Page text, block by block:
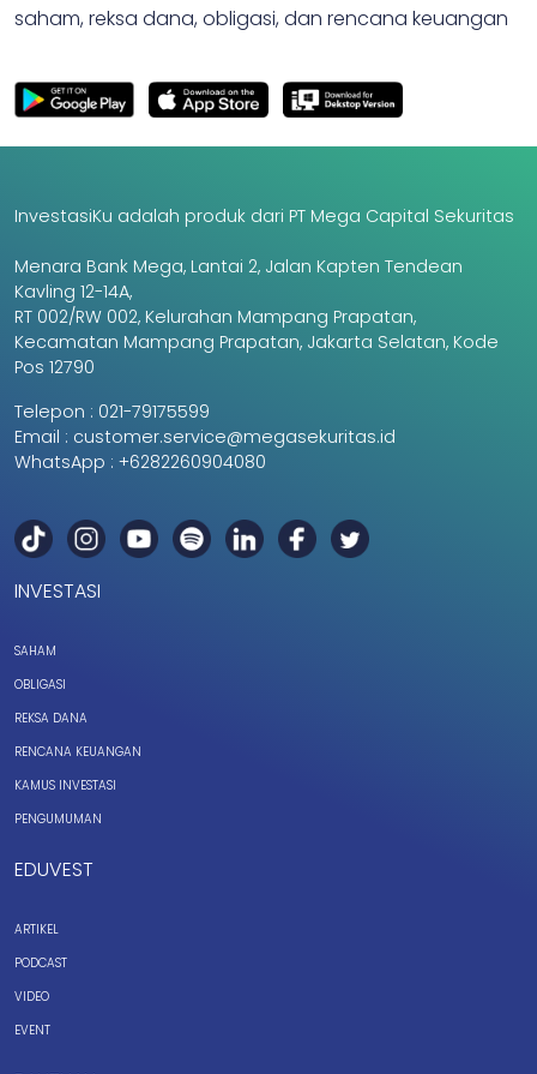
saham, reksa dana, obligasi, dan rencana keuangan
InvestasiKu adalah produk dari PT Mega Capital Sekuritas
Menara Bank Mega, Lantai 2, Jalan Kapten Tendean
Kavling 12-14A,
RT 002/RW 002, Kelurahan Mampang Prapatan,
Kecamatan Mampang Prapatan, Jakarta Selatan, Kode
Pos 12790
Telepon : 021-79175599
Email : customer.service@megasekuritas.id
WhatsApp : +6282260904080
INVESTASI
SAHAM
OBLIGASI
REKSA DANA
RENCANA KEUANGAN
KAMUS INVESTASI
PENGUMUMAN
EDUVEST
ARTIKEL
PODCAST
VIDEO
EVENT